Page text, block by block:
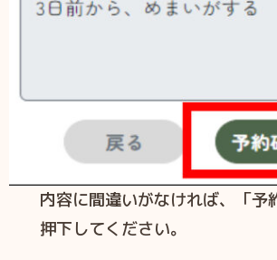
内容に間違いがなければ、「予
押下してください。